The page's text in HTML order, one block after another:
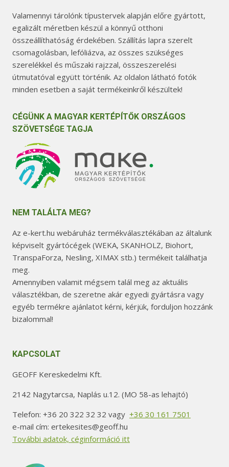
Valamennyi tárolónk típustervek alapján előre gyártott,
egalizált méretben készül a könnyű otthoni
összeállíthatóság érdekében. Szállítás lapra szerelt
csomagolásban, lefóliázva, az összes szükséges
szerelékkel és műszaki rajzzal, összeszerelési
útmutatóval együtt történik. Az oldalon látható fotók
minden esetben a saját termékeinkről készültek!
CÉGÜNK A MAGYAR KERTÉPÍTŐK ORSZÁGOS
SZÖVETSÉGE TAGJA
NEM TALÁLTA MEG?
Az e-kert.hu webáruház termékválasztékában az általunk
képviselt gyártócégek (WEKA, SKANHOLZ, Biohort,
TranspaForza, Nesling, XIMAX stb.) termékeit találhatja
meg.
Amennyiben valamit mégsem talál meg az aktuális
választékban, de szeretne akár egyedi gyártásra vagy
egyéb termékre ajánlatot kérni, kérjük, forduljon hozzánk
bizalommal!
KAPCSOLAT
GEOFF Kereskedelmi Kft.
2142 Nagytarcsa, Naplás u.12. (MO 58-as lehajtó)
Telefon: +36 20 322 32 32 vagy +36 30 161 7501
e-mail cím: ertekesites@geoff.hu
További adatok, céginformáció itt